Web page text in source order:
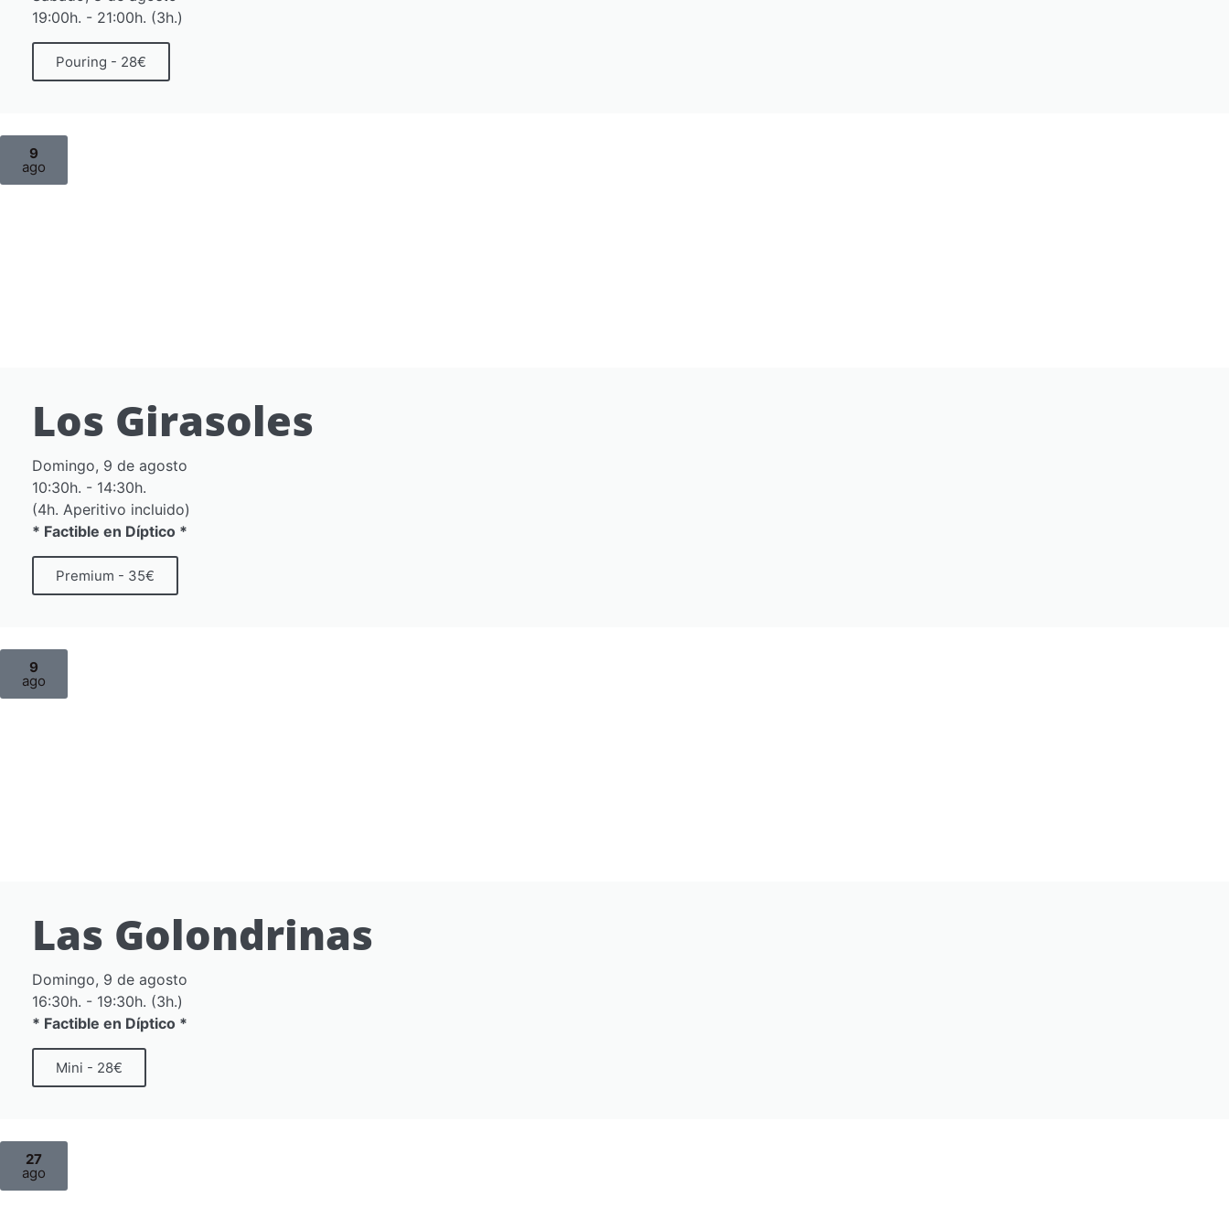
19:00h. - 21:00h. (3h.)
Pouring - 28€
9
ago
Los Girasoles
Domingo, 9 de agosto
10:30h. - 14:30h.
(4h. Aperitivo incluido)
* Factible en Díptico *
Premium - 35€
9
ago
Las Golondrinas
Domingo, 9 de agosto
16:30h. - 19:30h. (3h.)
* Factible en Díptico *
Mini - 28€
27
ago